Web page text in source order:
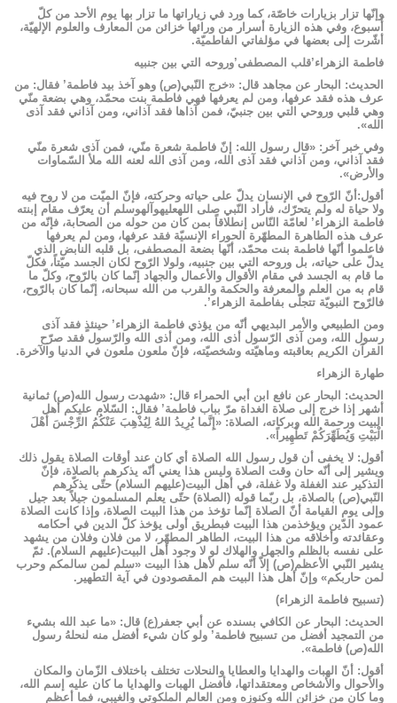
وإنّها تزار بزيارات خاصّة، كما ورد في زياراتها ما تزار بها يوم الأحد من كلّ
أُسبوع، وفي هذه الزيارة أسرار من ورائها خزائن من المعارف والعلوم الإلهيّة،
أشّرت إلى بعضها في مؤلفاتي الفاطميّة.
فاطمة الزهراء’قلب المصطفى’وروحه التي بين جنبيه
الحديث: البحار عن مجاهد قال: «خرج النّبي(ص) وهو آخذ بيد فاطمة’ فقال: من
عرف هذه فقد عرفها، ومن لم يعرفها فهي فاطمة بنت محمّد، وهي بضعة منّي
وهي قلبي وروحي التي بين جنبيّ، فمن آذاها فقد آذاني، ومن آذاني فقد آذى
الله».
وفي خبر آخر: «قال رسول الله: إنّ فاطمة شعرة منّي، فمن آذى شعرة منّي
فقد آذاني، ومن آذاني فقد آذى الله، ومن آذى الله لعنه الله ملأ السّماوات
والأرض».
أقول:أنّ الرّوح في الإنسان يدلّ على حياته وحركته، فإنّ الميّت من لا روح فيه
ولا حياة له ولم يتحرّك، فأراد النّبي صلى ‏الله‏عليه‏و‏آله‏وسلم أن يعرّف مقام إبنته
فاطمة الزهراء’ لعامّة النّاس إنطلاقاً بمن كان من حوله من الصحابة، فإنّه من
عرف هذه الطاهرة المطهّرة الحوراء الإنسيّة فقد عرفها، ومن لم يعرفها
فاعلموا أنّها فاطمة بنت محمّد، أنّها بضعة المصطفى، بل قلبه النابض الذي
يدلّ على حياته، بل وروحه التي بين جنبيه، ولولا الرّوح لكان الجسد ميّتاً، فكلّ
ما قام به الجسد في مقام الأقوال والأعمال والجهاد إنّما كان بالرّوح، وكلّ ما
قام به من العلم والمعرفة والحكمة والقرب من الله سبحانه، إنّما كان بالرّوح،
فالرّوح النبويّة تتجلّى بفاطمة الزهراء’.
ومن الطبيعي والأمر البديهي أنّه من يؤذي فاطمة الزهراء’ حينئذٍ فقد آذى
رسول الله، ومن آذى الرّسول أذى الله، ومن أذى الله والرّسول فقد صرّح
القرآن الكريم بعاقبته وماهيّته وشخصيّته، فإنّ ملعون ملعون في الدنيا والآخرة.
طهارة الزهراء
الحديث: البحار عن نافع ابن أبي الحمراء قال: «شهدت رسول الله(ص) ثمانية
أشهر إذا خرج إلى صلاة الغداة مرّ بباب فاطمة’ فقال: السّلام عليكم أهل
البيت ورحمة الله وبركاته، الصلاة: «إِنَّما يُرِيدُ اللهُ لِيُذْهِبَ عَنْكُمُ الرِّجْسَ أَهْلَ
الْبَيْتِ وَيُطَهِّرَكُمْ تَطْهِيراً».
أقول: لا يخفى أن قول رسول الله الصلاة أي كان عند أوقات الصلاة يقول ذلك
ويشير إلى أنّه حان وقت الصلاة وليس هذا يعني أنّه يذكرهم بالصلاة، فإنّ
التذكير عند الغفلة ولا غفلة، في أهل البيت(عليهم السلام) حتّى يذكّرهم
النّبي(ص) بالصلاة، بل ربّما قوله (الصلاة) حتّى يعلم المسلمون جيلاً بعد جيل
وإلى يوم القيامة أنّ الصلاة إنّما تؤخذ من هذا البيت الصلاة، وإذا كانت الصلاة
عمود الدّين ويؤخذمن هذا البيت فبطريق أولى يؤخذ كلّ الدين في أحكامه
وعقائدته وأخلاقه من هذا البيت، الطاهر المطهّر، لا من فلان وفلان من يشهد
على نفسه بالظلم والجهل والهلاك لو لا وجود أهل البيت(عليهم السلام). ثمّ
يشير النّبي الأعظم(ص) إلاّ أنّه سلم لأهل هذا البيت «سلم لمن سالمكم وحرب
لمن حاربكم» وإنّ أهل هذا البيت هم المقصودون في آية التطهير.
(تسبيح فاطمة الزهراء)
الحديث: البحار عن الكافي بسنده عن أبي جعفر(ع) قال: «ما عبد الله بشيء
من التمجيد أفضل من تسبيح فاطمة’ ولو كان شيء أفضل منه لنحلهُ رسول
الله(ص) فاطمة».
أقول: أنّ الهبات والهدايا والعطايا والنحلات تختلف باختلاف الزّمان والمكان
والأحوال والأشخاص ومعتقداتها، فأفضل الهبات والهدايا ما كان عليه إسم الله،
وما كان من خزائن الله وكنوزه ومن العالم الملكوتي والغيبي، فما أعظم